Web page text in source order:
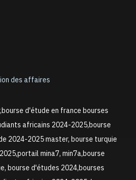
des affaires
d'étude en france bourses
africains 2024-2025,bourse
2024-2025 master, bourse turquie
mina7, min7a,bourse
bourse d'études 2024,bourses